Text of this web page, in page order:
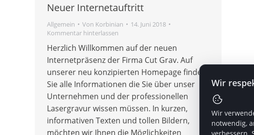
Neuer Internetauftritt
Allgemein Von Korbinian
14. Juni 2018
Kommentar hinterlassen
Herzlich Willkommen auf der neuen
Internetpräsenz der Firma Cut Grav. Auf
unserer neu konzipierten Homepage finden
Sie alle Informationen die Sie über unser
Unternehmen und der professionellen
Lasergravur wissen müssen. In kurzen,
informativen Texten und tollen Bildern,
möchten wir Ihnen die Möglichkeiten
Wir
Wir
notwendig,